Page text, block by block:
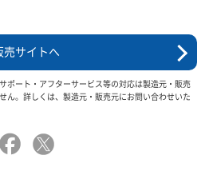
売サイトへ
ポート・アフターサービス等の対応は製造元・販売
ん。詳しくは、製造元・販売元にお問い合わせいた